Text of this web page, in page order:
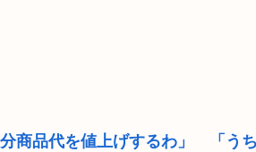
商品代を値上げするわ」 「うち